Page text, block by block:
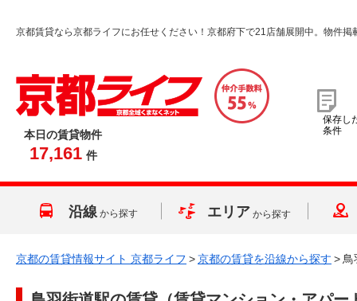
京都賃貸なら京都ライフにお任せください！京都府下で21店舗展開中。物件掲
本日の賃貸物件
17,161 件
保存し
条件
沿線 から探す エリア から探す
京都の賃貸情報サイト 京都ライフ >京都の賃貸を沿線から探す > 鳥